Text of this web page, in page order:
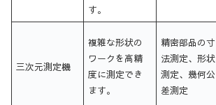
す。
三次元測定機
複雑な形状の
ワークを高精
度に測定でき
ます。
精密部品の寸
法測定、形状
測定、幾何公
差測定